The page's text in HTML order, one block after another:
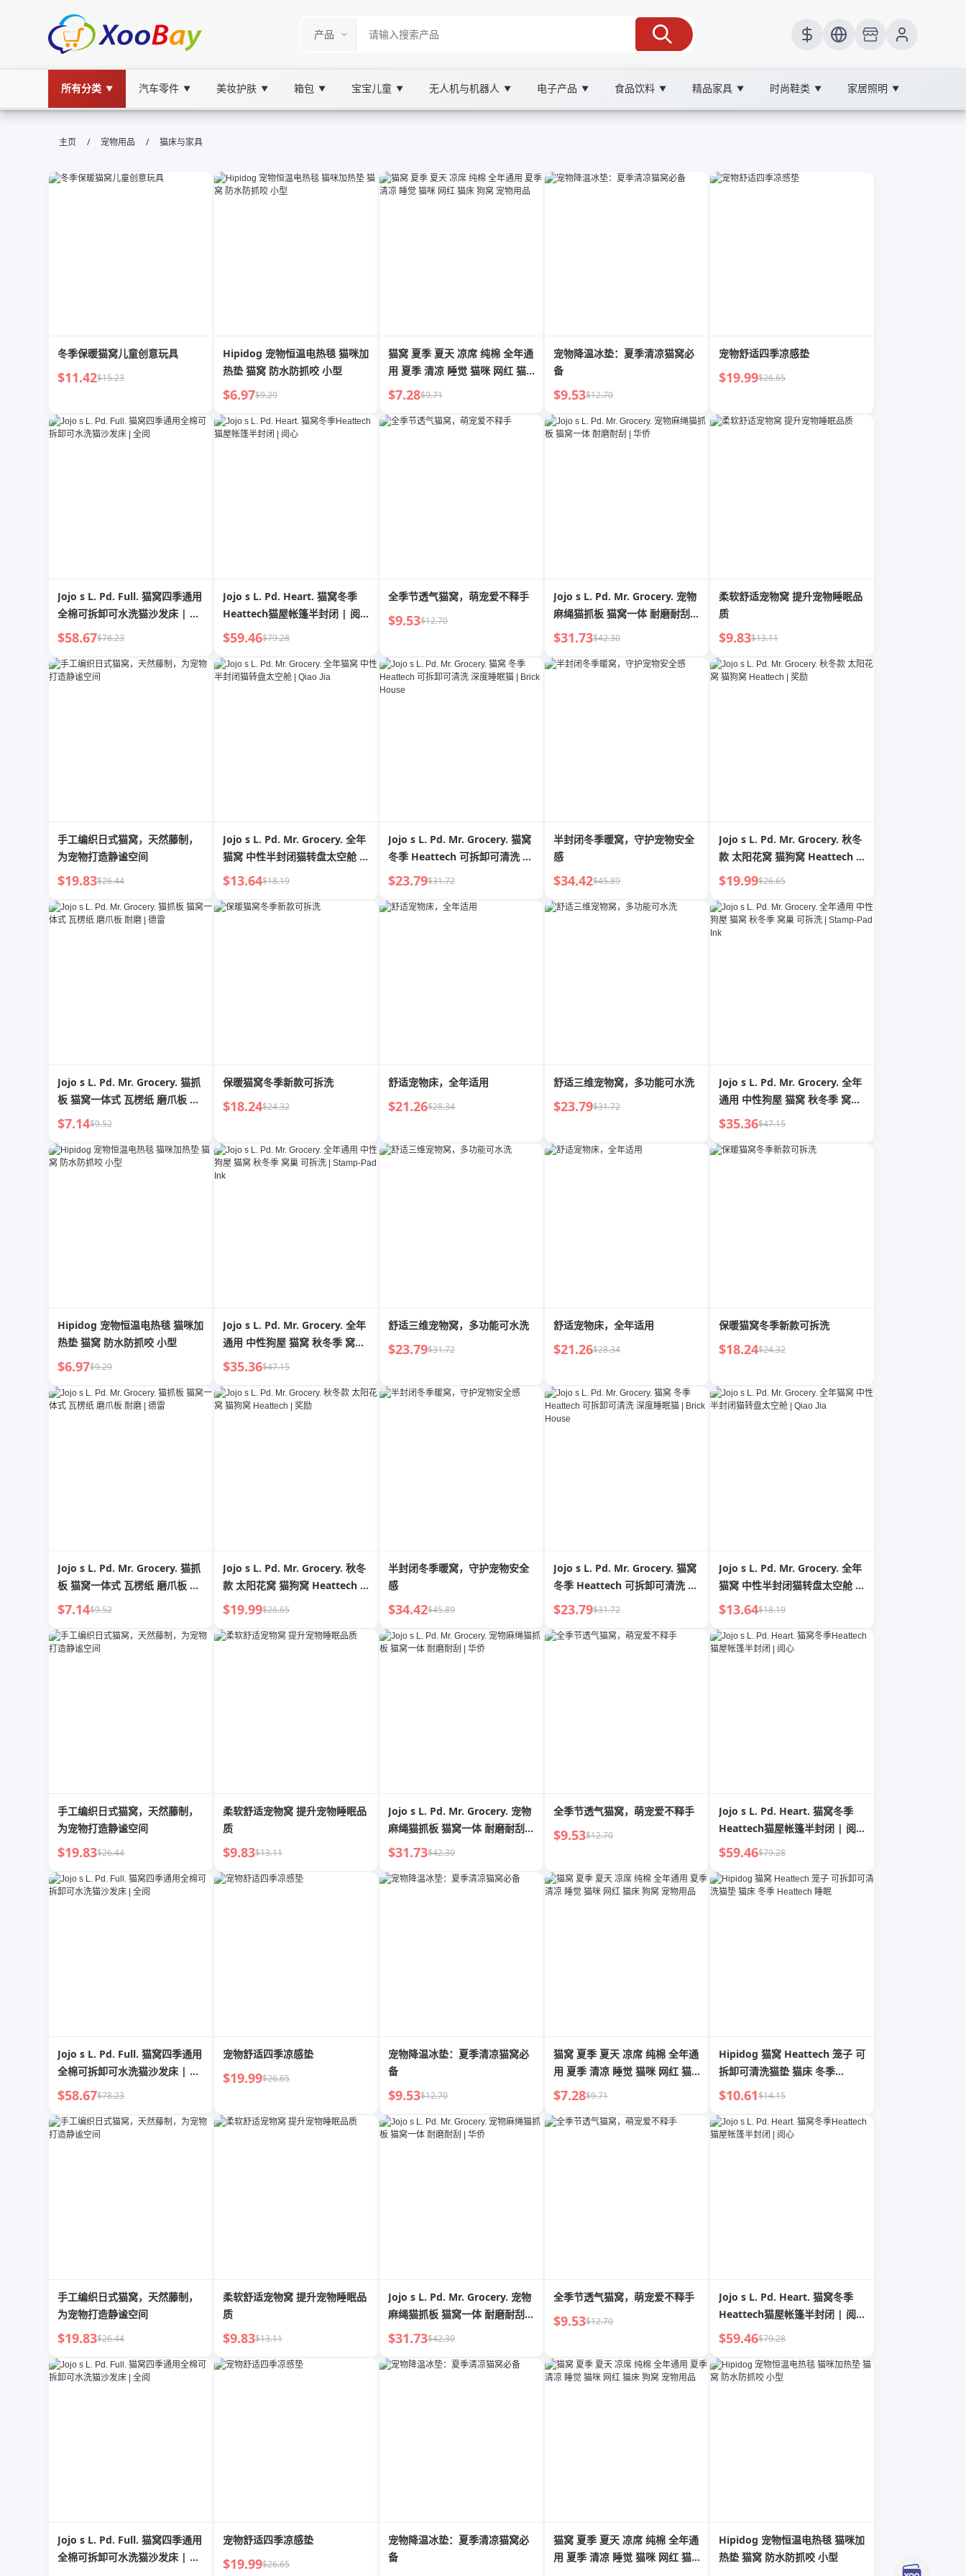
所有分类 ▼ 汽车零件 ▼ 美妆护肤 ▼ 箱包 ▼ 宝宝儿童 ▼ 无人机与机器人 ▼ 电子产品 ▼ 食品饮料 ▼ 精品家具 ▼ 时尚鞋类 ▼ 家居照明 ▼
猫床与家具 | XOOBAY B2B/B2C Marketplace
猫床与家具，打造宠物舒适家居风格全集选购
主页 / 宠物用品 / 猫床与家具
冬季保暖猫窝儿童创意玩具
$11.42$15.23
Hipidog 宠物恒温电热毯 猫咪加
热垫 猫窝 防水防抓咬 小型
$6.97$9.29
猫窝 夏季 夏天 凉席 纯棉 全年通
用 夏季 清凉 睡觉 猫咪 网红 猫
床 狗窝 宠物用品
$7.28$9.71
宠物降温冰垫：夏季清凉猫窝必
备
$9.53$12.70
宠物舒适四季凉感垫
$19.99$26.65
Jojo s L. Pd. Full. 猫窝四季通用
全棉可拆卸可水洗猫沙发床 | 全
阅
$58.67$78.23
Jojo s L. Pd. Heart. 猫窝冬季
Heattech猫屋帐篷半封闭 | 阅
心
$59.46$79.28
全季节透气猫窝，萌宠爱不释手
$9.53$12.70
Jojo s L. Pd. Mr. Grocery. 宠物
麻绳猫抓板 猫窝一体 耐磨耐刮 |
华侨
$31.73$42.30
柔软舒适宠物窝 提升宠物睡眠品
质
$9.83$13.11
手工编织日式猫窝，天然藤制，
为宠物打造静谧空间
$19.83$26.44
Jojo s L. Pd. Mr. Grocery. 全年
猫窝 中性半封闭猫转盘太空舱 |
Qiao Jia
$13.64$18.19
Jojo s L. Pd. Mr. Grocery. 猫窝
冬季 Heattech 可拆卸可清洗 深
度睡眠猫 | Brick House
$23.79$31.72
半封闭冬季暖窝，守护宠物安全
感
$34.42$45.89
Jojo s L. Pd. Mr. Grocery. 秋冬
款 太阳花窝 猫狗窝 Heattech |
奖励
$19.99$26.65
Jojo s L. Pd. Mr. Grocery. 猫抓
板 猫窝一体式 瓦楞纸 磨爪板 耐
磨 | 德雷
$7.14$9.52
保暖猫窝冬季新款可拆洗
$18.24$24.32
舒适宠物床，全年适用
$21.26$28.34
舒适三维宠物窝，多功能可水洗
$23.79$31.72
Jojo s L. Pd. Mr. Grocery. 全年
通用 中性狗屋 猫窝 秋冬季 窝巢
可拆洗 | Stamp-Pad Ink
$35.36$47.15
Hipidog 宠物恒温电热毯 猫咪加
热垫 猫窝 防水防抓咬 小型
$6.97$9.29
Jojo s L. Pd. Mr. Grocery. 全年
通用 中性狗屋 猫窝 秋冬季 窝巢
可拆洗 | Stamp-Pad Ink
$35.36$47.15
舒适三维宠物窝，多功能可水洗
$23.79$31.72
舒适宠物床，全年适用
$21.26$28.34
保暖猫窝冬季新款可拆洗
$18.24$24.32
Jojo s L. Pd. Mr. Grocery. 猫抓
板 猫窝一体式 瓦楞纸 磨爪板 耐
磨 | 德雷
$7.14$9.52
Jojo s L. Pd. Mr. Grocery. 秋冬
款 太阳花窝 猫狗窝 Heattech |
奖励
$19.99$26.65
半封闭冬季暖窝，守护宠物安全
感
$34.42$45.89
Jojo s L. Pd. Mr. Grocery. 猫窝
冬季 Heattech 可拆卸可清洗 深
度睡眠猫 | Brick House
$23.79$31.72
Jojo s L. Pd. Mr. Grocery. 全年
猫窝 中性半封闭猫转盘太空舱 |
Qiao Jia
$13.64$18.19
手工编织日式猫窝，天然藤制，
为宠物打造静谧空间
$19.83$26.44
柔软舒适宠物窝 提升宠物睡眠品
质
$9.83$13.11
Jojo s L. Pd. Mr. Grocery. 宠物
麻绳猫抓板 猫窝一体 耐磨耐刮 |
华侨
$31.73$42.30
全季节透气猫窝，萌宠爱不释手
$9.53$12.70
Jojo s L. Pd. Heart. 猫窝冬季
Heattech猫屋帐篷半封闭 | 阅
心
$59.46$79.28
Jojo s L. Pd. Full. 猫窝四季通用
全棉可拆卸可水洗猫沙发床 | 全
阅
$58.67$78.23
宠物舒适四季凉感垫
$19.99$26.65
宠物降温冰垫：夏季清凉猫窝必
备
$9.53$12.70
猫窝 夏季 夏天 凉席 纯棉 全年通
用 夏季 清凉 睡觉 猫咪 网红 猫
床 狗窝 宠物用品
$7.28$9.71
Hipidog 猫窝 Heattech 笼子 可
拆卸可清洗猫垫 猫床 冬季
Heattech 睡眠
$10.61$14.15
手工编织日式猫窝，天然藤制，
为宠物打造静谧空间
$19.83$26.44
柔软舒适宠物窝 提升宠物睡眠品
质
$9.83$13.11
Jojo s L. Pd. Mr. Grocery. 宠物
麻绳猫抓板 猫窝一体 耐磨耐刮 |
华侨
$31.73$42.30
全季节透气猫窝，萌宠爱不释手
$9.53$12.70
Jojo s L. Pd. Heart. 猫窝冬季
Heattech猫屋帐篷半封闭 | 阅
心
$59.46$79.28
Jojo s L. Pd. Full. 猫窝四季通用
全棉可拆卸可水洗猫沙发床 | 全
宠物舒适四季凉感垫
$19.99$26.65
宠物降温冰垫：夏季清凉猫窝必
备
猫窝 夏季 夏天 凉席 纯棉 全年通
用 夏季 清凉 睡觉 猫咪 网红 猫
Hipidog 宠物恒温电热毯 猫咪加
热垫 猫窝 防水防抓咬 小型